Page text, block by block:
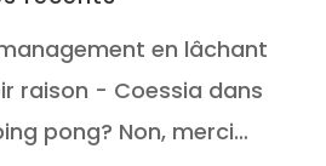
en lâchant
raison - Coessia dans
pong? Non, merci…